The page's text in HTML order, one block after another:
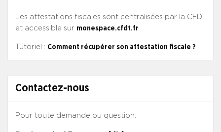
Les attestations fiscales sont centralisées par la CFDT
et accessible sur monespace.cfdt.fr
Tutoriel : Comment récupérer son attestation fiscale ?
Contactez-nous
Pour toute demande ou question.